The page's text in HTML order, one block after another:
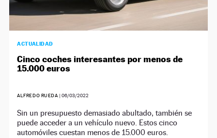
ACTUALIDAD
Cinco coches interesantes por menos de
15.000 euros
ALFREDO RUEDA | 06/03/2022
Sin un presupuesto demasiado abultado, también se
puede acceder a un vehículo nuevo. Estos cinco
automóviles cuestan menos de 15.000 euros.